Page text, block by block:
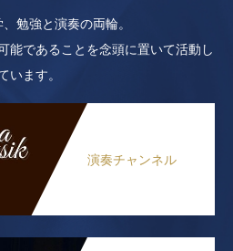
勉強と演奏の両輪。
能であることを念頭に置いて活動し
います。
演奏チャンネル